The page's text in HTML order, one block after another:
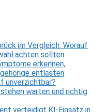
im Vergleich: Worauf
achten sollten
erkennen,
entlasten
unverzichtbar?
warten und richtig
verteidigt KI-Einsatz in